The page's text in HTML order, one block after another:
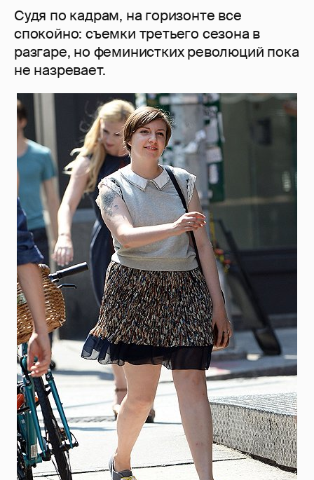
Судя по кадрам, на горизонте все
спокойно: съемки третьего сезона в
разгаре, но феминистких революций пока
не назревает.